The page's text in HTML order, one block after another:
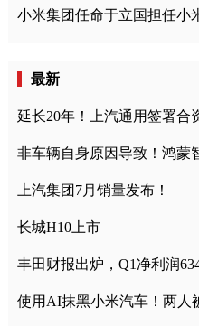
最新
延长20年！上汽通用签署合
非车辆自身原因导致！鸿蒙
上汽集团7月销量发布！
长城H10上市
丰田财报出炉，Q1净利润
使用AI抹黑小米汽车！两人